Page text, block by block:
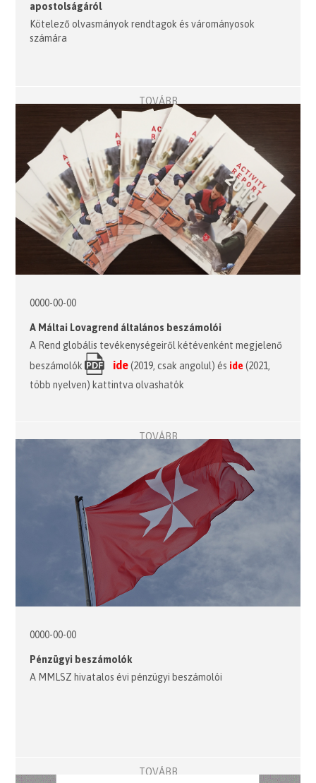
apostolságáról
Kötelező olvasmányok rendtagok és várományosok
számára
TOVÁBB
0000-00-00
A Máltai Lovagrend általános beszámolói
A Rend globális tevékenységeiről kétévenként megjelenő
beszámolók
ide(2019, csak angolul) és ide(2021,
több nyelven) kattintva olvashatók
TOVÁBB
0000-00-00
Pénzügyi beszámolók
A MMLSZ hivatalos évi pénzügyi beszámolói
TOVÁBB